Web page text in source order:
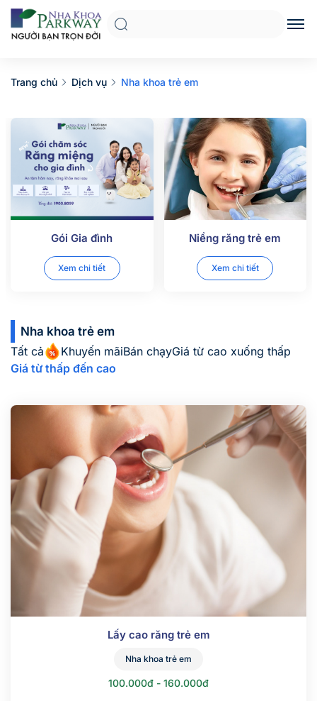
Trang chủ Dịch vụ Nha khoa trẻ em
Gói Gia đình
Xem chi tiết
Niềng răng trẻ em
Xem chi tiết
Nha khoa trẻ em
Tất cả
Khuyến mãiBán chạyGiá từ cao xuống thấp
Giá từ thấp đến cao
Lấy cao răng trẻ em
Nha khoa trẻ em
100.000đ - 160.000đ